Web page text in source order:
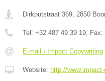
Dirkputstraat 369 2850
Tel: +32 487 49 39 19 , Fax:
E-mail › Impact Copywriting
Website: http://